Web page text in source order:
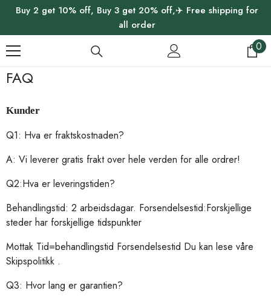
HOPP TIL INNHOLDET
Buy 2 get 10% off, Buy 3 get 20% off,✈️ Free shipping for
all order
00
FAQ
Kunder
Q1: Hva er fraktskostnaden?
A: Vi leverer gratis frakt over hele verden for alle ordrer!
Q2:Hva er leveringstiden?
Behandlingstid: 2 arbeidsdagar. Forsendelsestid:Forskjellige
steder har forskjellige tidspunkter
Mottak Tid=behandlingstid Forsendelsestid Du kan lese våre
Skipspolitikk .
Q3: Hvor lang er garantien?